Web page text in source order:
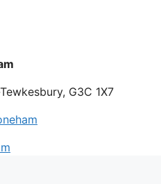
G3C 1X7